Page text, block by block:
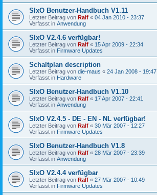
SIxO Benutzer-Handbuch V1.11
Letzter Beitrag von Ralf « 04 Jan 2010 - 23:37
Verfasst in Anwendung
SIxO V2.4.6 verfügbar!
Letzter Beitrag von Ralf « 15 Apr 2009 - 22:34
Verfasst in Firmware Updates
Schaltplan description
Letzter Beitrag von die-maus « 24 Jan 2008 - 19:47
Verfasst in Hardware
SIxO Benutzer-Handbuch V1.10
Letzter Beitrag von Ralf « 17 Apr 2007 - 22:41
Verfasst in Anwendung
SIxO V2.4.5 - DE - EN - NL verfügbar!
Letzter Beitrag von Ralf « 30 Mär 2007 - 12:27
Verfasst in Firmware Updates
SIxO Benutzer-Handbuch V1.8
Letzter Beitrag von Ralf « 28 Mär 2007 - 23:39
Verfasst in Anwendung
SIxO V2.4.4 verfügbar
Letzter Beitrag von Ralf « 27 Mär 2007 - 10:49
Verfasst in Firmware Updates